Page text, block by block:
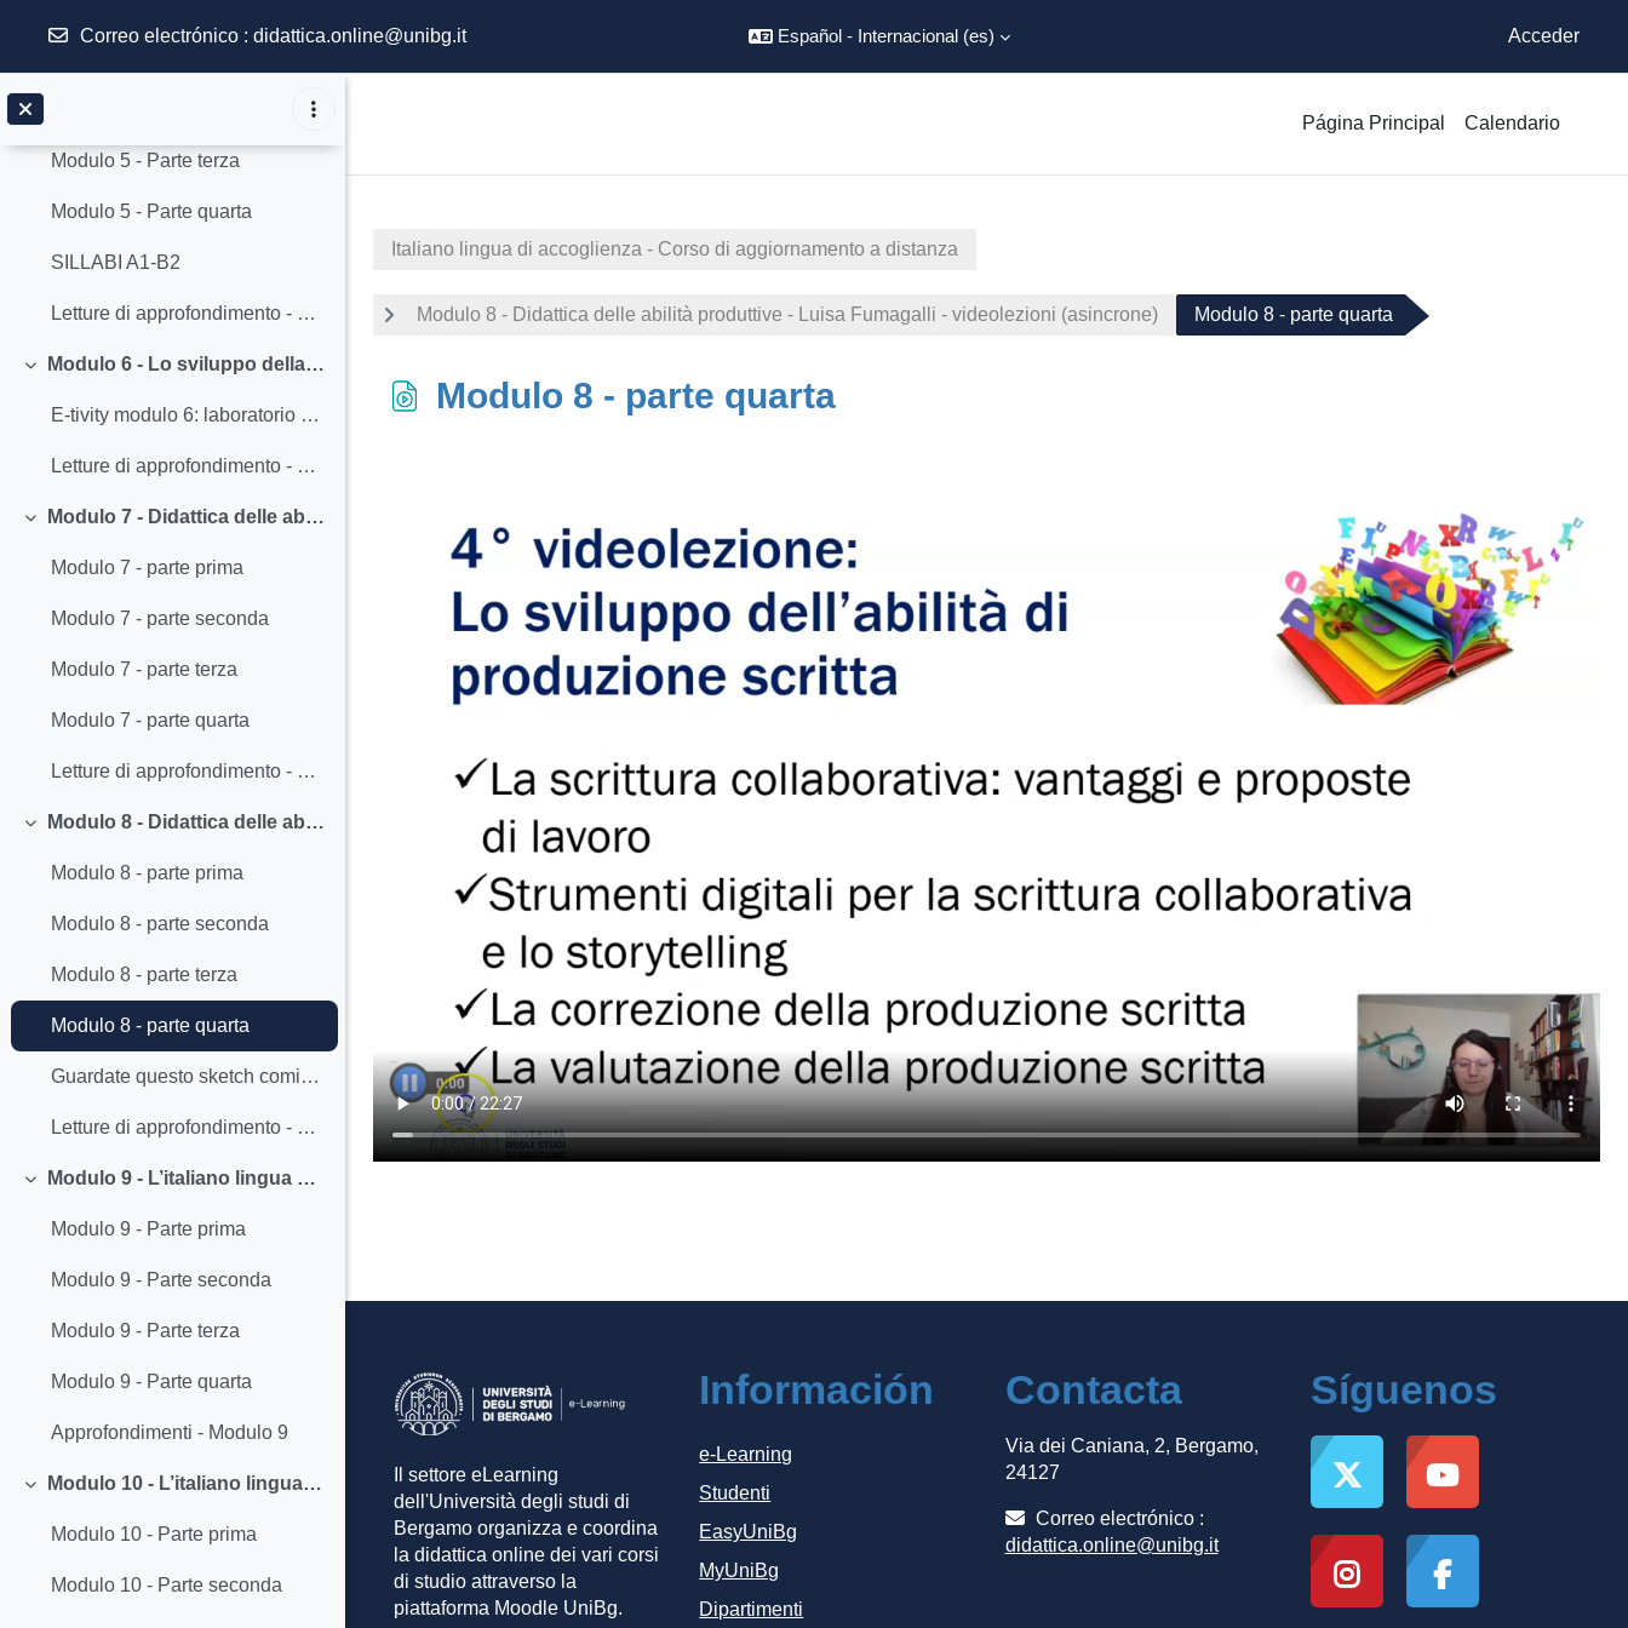
Correo electrónico : didattica.online@unibg.it Español - Internacional ‎(es)‎ Acceder
Página Principal Calendario
Modulo 5 - Parte terza
Modulo 5 - Parte quarta
SILLABI A1-B2
Letture di approfondimento - Modulo 5
Colapsar
Modulo 6 - Lo sviluppo della competenza lessicale - Rosella Bozzone Costa - videolezioni (asincrone)
E-tivity modulo 6: laboratorio di TPR (Total Physical Response)
Letture di approfondimento - Modulo 6
Colapsar
Modulo 7 - Didattica delle abilità ricettive - Luisa Fumagalli - videolezioni (asincrone)
Modulo 7 - parte prima
Modulo 7 - parte seconda
Modulo 7 - parte terza
Modulo 7 - parte quarta
Letture di approfondimento - Modulo 7
Colapsar
Modulo 8 - Didattica delle abilità produttive - Luisa Fumagalli - videolezioni (asincrone)
Modulo 8 - parte prima
Modulo 8 - parte seconda
Modulo 8 - parte terza
Modulo 8 - parte quarta
Guardate questo sketch comico che ci fa riflettere...
Letture di approfondimento - Modulo 8
Colapsar
Modulo 9 - L’italiano lingua dello studio: la semplificazione - Monica Piantoni - videolezioni (asincrone)
Modulo 9 - Parte prima
Modulo 9 - Parte seconda
Modulo 9 - Parte terza
Modulo 9 - Parte quarta
Approfondimenti - Modulo 9
Colapsar
Modulo 10 - L’italiano lingua dello studio: la facilitazione - Monica Piantoni - videolezioni (asincrone)
Modulo 10 - Parte prima
Modulo 10 - Parte seconda
Italiano lingua di accoglienza - Corso di aggiornamento a distanza
Modulo 8 - Didattica delle abilità produttive - Luisa Fumagalli - videolezioni (asincrone) Modulo 8 - parte quarta
Modulo 8 - parte quarta
Il settore eLearning
dell'Università degli studi di
Bergamo organizza e coordina
la didattica online dei vari corsi
di studio attraverso la
piattaforma Moodle UniBg.
Información
e-Learning
Studenti
EasyUniBg
MyUniBg
Dipartimenti
Contacta
Via dei Caniana, 2, Bergamo,
24127
Correo electrónico :
didattica.online@unibg.it
Síguenos